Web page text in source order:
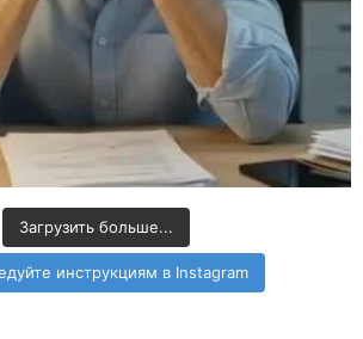
Загрузить больше...
инструкциям в Instagram